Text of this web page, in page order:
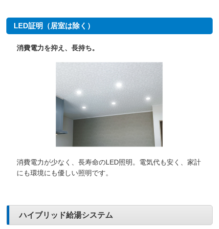
LED証明（居室は除く）
消費電力を抑え、長持ち。
消費電力が少なく、長寿命のLED照明。電気代も安く、家計
にも環境にも優しい照明です。
ハイブリッド給湯システム